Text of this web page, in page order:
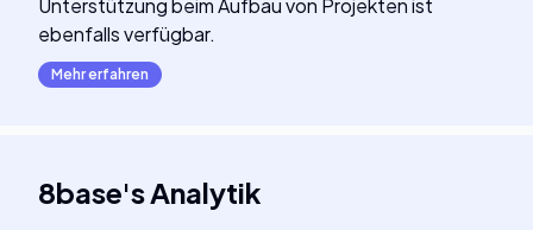
Unterstützung beim Aufbau von Projekten ist
ebenfalls verfügbar.
Mehr erfahren
8base'sAnalytik